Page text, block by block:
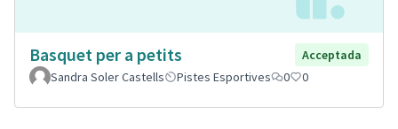
Basquet per a petits
Acceptada
Sandra Soler Castells
Pistes Esportives 0 0